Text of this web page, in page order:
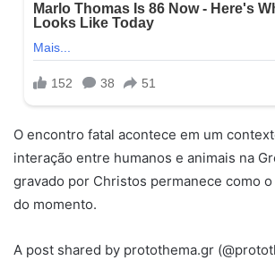
O encontro fatal acontece em um
interação entre humanos e animais na
gravado por Christos permanece como
do momento.
A post shared by protothema.gr